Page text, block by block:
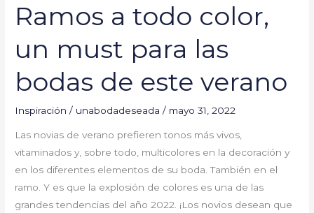
Ramos a todo color,
un must para las
bodas de este verano
Inspiración / unabodadeseada/ mayo 31, 2022
Las novias de verano prefieren tonos más vivos,
vitaminados y, sobre todo, multicolores en la decoración y
en los diferentes elementos de su boda. También en el
ramo. Y es que la explosión de colores es una de las
grandes tendencias del año 2022. ¡Los novios desean que
verano